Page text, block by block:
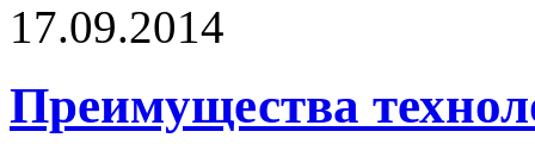
17.09.2014
Преимущества